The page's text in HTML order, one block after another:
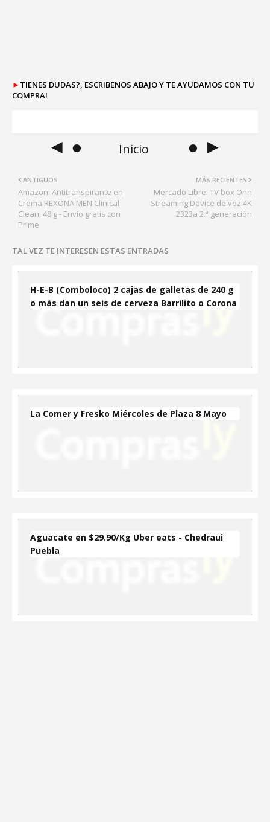
► TIENES DUDAS?, ESCRIBENOS ABAJO Y TE AYUDAMOS CON TU
COMPRA!
◄ ● Inicio ● ►
MÁS RECIENTES
Mercado Libre: TV box Onn
Streaming Device de voz 4K
2323a 2.ª generación
ANTIGUOS
Amazon: Antitranspirante en
Crema REXONA MEN Clinical
Clean, 48 g - Envío gratis con
Prime
TAL VEZ TE INTERESEN ESTAS ENTRADAS
H-E-B (Comboloco) 2 cajas de galletas de 240 g
o más dan un seis de cerveza Barrilito o Corona
La Comer y Fresko Miércoles de Plaza 8 Mayo
Aguacate en $29.90/Kg Uber eats - Chedraui
Puebla